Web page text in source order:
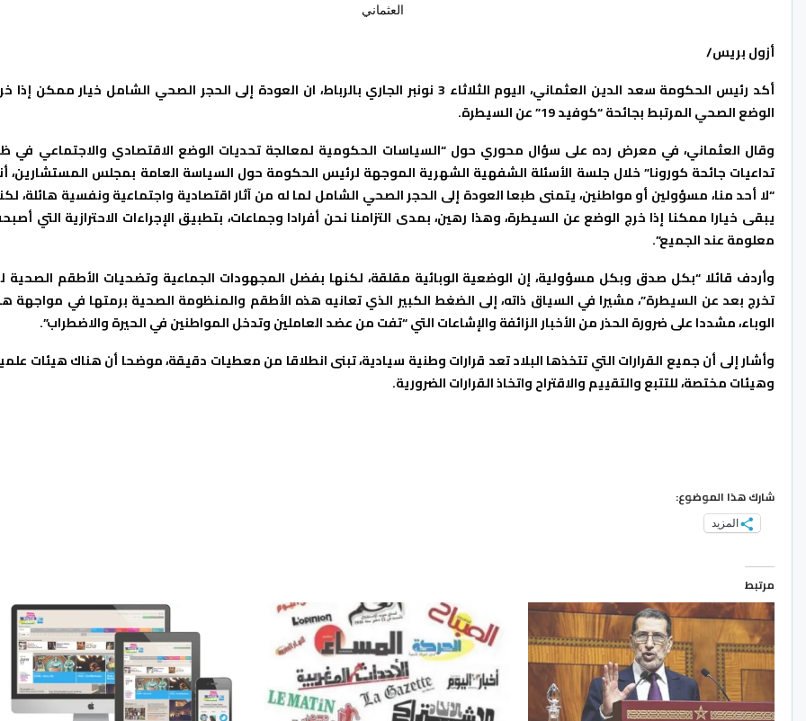
العثماني
أزول بريس/
أكد رئيس الحكومة سعد الدين العثماني، اليوم الثلاثاء 3 نونبر الجاري بالرباط، ان العودة إلى الحجر الصحي الشامل خيار ممكن إذا
الوضع الصحي المرتبط بجائحة “كوفيد 19” عن السيطرة.
وقال العثماني، في معرض رده على سؤال محوري حول “السياسات الحكومية لمعالجة تحديات الوضع الاقتصادي والاجتماعي في
تداعيات جائحة كورونا” خلال جلسة الأسئلة الشفهية الشهرية الموجهة لرئيس الحكومة حول السياسة العامة بمجلس المستشارين،
“لا أحد منا، مسؤولين أو مواطنين، يتمنى طبعا العودة إلى الحجر الصحي الشامل لما له من آثار اقتصادية واجتماعية ونفسية هائلة،
يبقى خيارا ممكنا إذا خرج الوضع عن السيطرة، وهذا رهين، بمدى التزامنا نحن أفرادا وجماعات، بتطبيق الإجراءات الاحترازية التي
معلومة عند الجميع”.
وأردف قائلا “بكل صدق وبكل مسؤولية، إن الوضعية الوبائية مقلقة، لكنها بفضل المجهودات الجماعية وتضحيات الأطقم الصحية
تخرج بعد عن السيطرة”، مشيرا في السياق ذاته، إلى الضغط الكبير الذي تعانيه هذه الأطقم والمنظومة الصحية برمتها في مواجهة
الوباء، مشددا على ضرورة الحذر من الأخبار الزائفة والإشاعات التي “تفت من عضد العاملين وتدخل المواطنين في الحيرة والاضطراب”.
وأشار إلى أن جميع القرارات التي تتخذها البلاد تعد قرارات وطنية سيادية، تبنى انطلاقا من معطيات دقيقة، موضحا أن هناك هيئات
وهيئات مختصة، للتتبع والتقييم والاقتراح واتخاذ القرارات الضرورية.
شارك هذا الموضوع:
المزيد
مرتبط